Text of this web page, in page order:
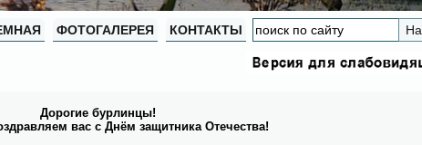
ФОТОГАЛЕРЕЯ КОНТАКТЫ
До­ро­гие бур­лин­цы!
вас с Днём за­щит­ни­ка Оте­че­ства!